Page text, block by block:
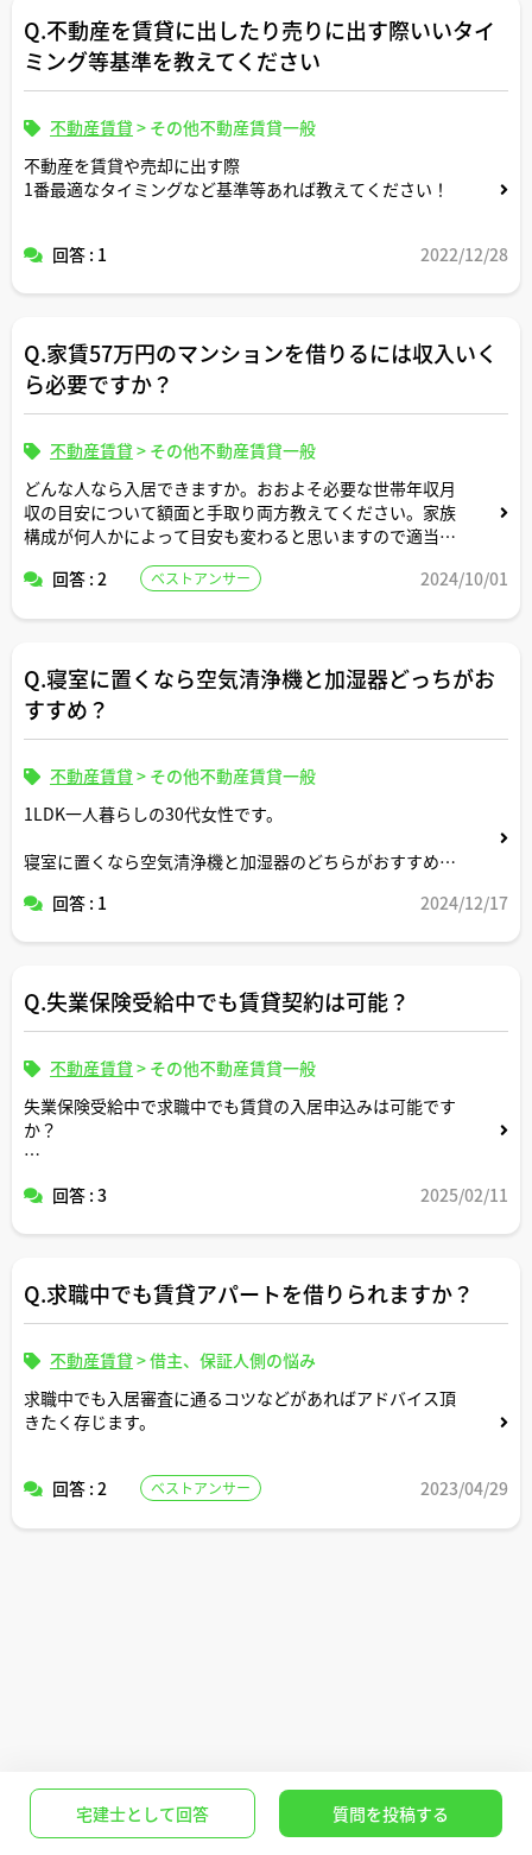
Q.不動産を賃貸に出したり売りに出す際いいタイ
ミング等基準を教えてください
不動産賃貸 > その他不動産賃貸一般
不動産を賃貸や売却に出す際
1番最適なタイミングなど基準等あれば教えてください！
回答 : 1 2022/12/28
Q.家賃57万円のマンションを借りるには収入いく
ら必要ですか？
不動産賃貸 > その他不動産賃貸一般
どんな人なら入居できますか。おおよそ必要な世帯年収月
収の目安について額面と手取り両方教えてください。家族
構成が何人かによって目安も変わると思いますので適当な
回答 : 2
ベストアンサー 2024/10/01
Q.寝室に置くなら空気清浄機と加湿器どっちがお
すすめ？
不動産賃貸 > その他不動産賃貸一般
1LDK一人暮らしの30代女性です。
寝室に置くなら空気清浄機と加湿器のどちらがおすすめで
回答 : 1 2024/12/17
Q.失業保険受給中でも賃貸契約は可能？
不動産賃貸 > その他不動産賃貸一般
失業保険受給中で求職中でも賃貸の入居申込みは可能です
か？
ますか？
回答 : 3 2025/02/11
Q.求職中でも賃貸アパートを借りられますか？
不動産賃貸 >借主、保証人側の悩み
求職中でも入居審査に通るコツなどがあればアドバイス頂
きたく存じます。
回答 : 2 ベストアンサー 2023/04/29
宅建士として回答 質問を投稿する